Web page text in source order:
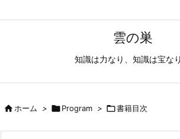
雲の巣
知識は力なり、知識は宝なり
ホーム > Program > 書籍目次